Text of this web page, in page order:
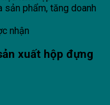
sản phẩm, tăng doanh
nhận
xuất hộp đựng